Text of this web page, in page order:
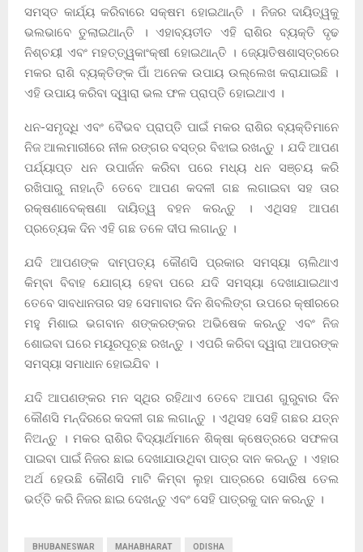
ସମସ୍ତ କାର୍ଯ୍ୟ କରିବାରେ ସକ୍ଷମ ହୋଇଥାନ୍ତି । ନିଜର ଦାୟିତ୍ୱକୁ
ଭଲଭାବେ ତୁଲାଇଥାନ୍ତି । ଏହାବ୍ୟତୀତ ଏହି ରାଶିର ବ୍ୟକ୍ତି ଦୃଢ
ନିଶ୍ଚୟୀ ଏବଂ ମହତ୍ତ୍ୱକାଂକ୍ଷୀ ହୋଇଥାନ୍ତି । ଜ୍ୟୋତିଷଶାସ୍ତ୍ରରେ
ମକର ରାଶି ବ୍ୟକ୍ତିଙ୍କ ପାିଁ ଅନେକ ଉପାୟ ଉଲ୍ଲେଖ କରାଯାଇଛି ।
ଏହି ଉପାୟ କରିବା ଦ୍ୱାରା ଭଲ ଫଳ ପ୍ରାପ୍ତି ହୋଇଥାଏ ।
ଧନ-ସମୃଦ୍ଧି ଏବଂ ବୈଭବ ପ୍ରାପ୍ତି ପାଇଁ ମକର ରାଶିର ବ୍ୟକ୍ତିମାନେ
ନିଜ ଆଲମାରୀରେ ନୀଳ ରଙ୍ଗର ବସ୍ତ୍ର ବିଝାଇ ରଖନ୍ତୁ । ଯଦି ଆପଣ
ପର୍ଯ୍ୟାପ୍ତ ଧନ ଉପାର୍ଜନ କରିବା ପରେ ମଧ୍ୟ ଧନ ସଞ୍ଚୟ କରି
ରଖିପାରୁ ନାହାନ୍ତି ତେବେ ଆପଣ କଦଳୀ ଗଛ ଲଗାଇବା ସହ ତାର
ରକ୍ଷଣାବେକ୍ଷଣା ଦାୟିତ୍ୱ ବହନ କରନ୍ତୁ । ଏଥିସହ ଆପଣ
ପ୍ରତ୍ୟେକ ଦିନ ଏହି ଗଛ ତଳେ ଦୀପ ଲଗାନ୍ତୁ ।
ଯଦି ଆପଣଙ୍କ ଦାମ୍ପତ୍ୟ କୌଣସି ପ୍ରକାର ସମସ୍ୟା ଚାଲିଥାଏ
କିମ୍ବା ବିବାହ ଯୋଗ୍ୟ ହେବା ପରେ ଯଦି ସମସ୍ୟା ଦେଖାଯାଇଥାଏ
ତେବେ ସାବଧାନତାର ସହ ସେମାବାର ଦିନ ଶିବଲିଙ୍ଗ ଉପରେ କ୍ଷୀରରେ
ମହୁ ମିଶାଇ ଭଗବାନ ଶଙ୍କରଙ୍କର ଅଭିଷେକ କରନ୍ତୁ ଏବଂ ନିଜ
ଶୋଇବା ଘରେ ମୟୂରପୂଚ୍ଛ ରଖନ୍ତୁ । ଏପରି କରିବା ଦ୍ୱାରା ଆପରଙ୍କ
ସମସ୍ୟା ସମାଧାନ ହୋଇଯିବ ।
ଯଦି ଆପଣଙ୍କର ମନ ସ୍ଥିର ରହିଥାଏ ତେବେ ଆପଣ ଗୁରୁବାର ଦିନ
କୌଣସି ମନ୍ଦିରରେ କଦଳୀ ଗଛ ଲଗାନ୍ତୁ । ଏଥିସହ ସେହି ଗଛର ଯତ୍ନ
ନିଅନ୍ତୁ । ମକର ରାଶିର ବିଦ୍ୟାର୍ଥମାନେ ଶିକ୍ଷା କ୍ଷେତ୍ରରେ ସଫଳତା
ପାଇବା ପାଇଁ ନିଜର ଛାଇ ଦେଖାଯାଉଥିବା ପାତ୍ର ଦାନ କରନ୍ତୁ । ଏହାର
ଅର୍ଥ ହେଉଛି କୌଣସି ମାଟି କିମ୍ବା ଲୁହା ପାତ୍ରରେ ସୋରିଷ ତେଲ
ଭର୍ତ୍ତି କରି ନିଜର ଛାଇ ଦେଖନ୍ତୁ ଏବଂ ସେହି ପାତ୍ରକୁ ଦାନ କରନ୍ତୁ ।
BHUBANESWAR MAHABHARAT ODISHA